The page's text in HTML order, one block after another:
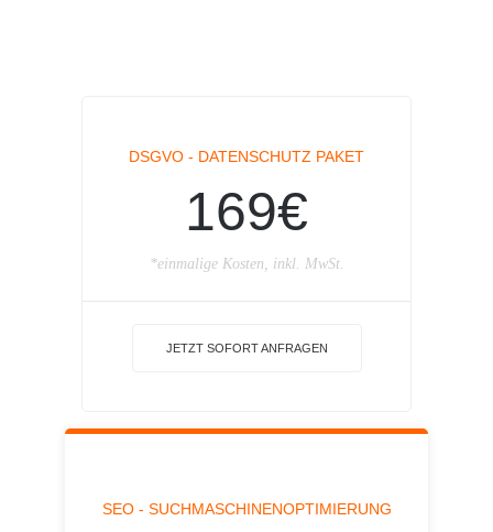
DSGVO - DATENSCHUTZ PAKET
169€
*einmalige Kosten, inkl. MwSt.
JETZT SOFORT ANFRAGEN
SEO - SUCHMASCHINENOPTIMIERUNG